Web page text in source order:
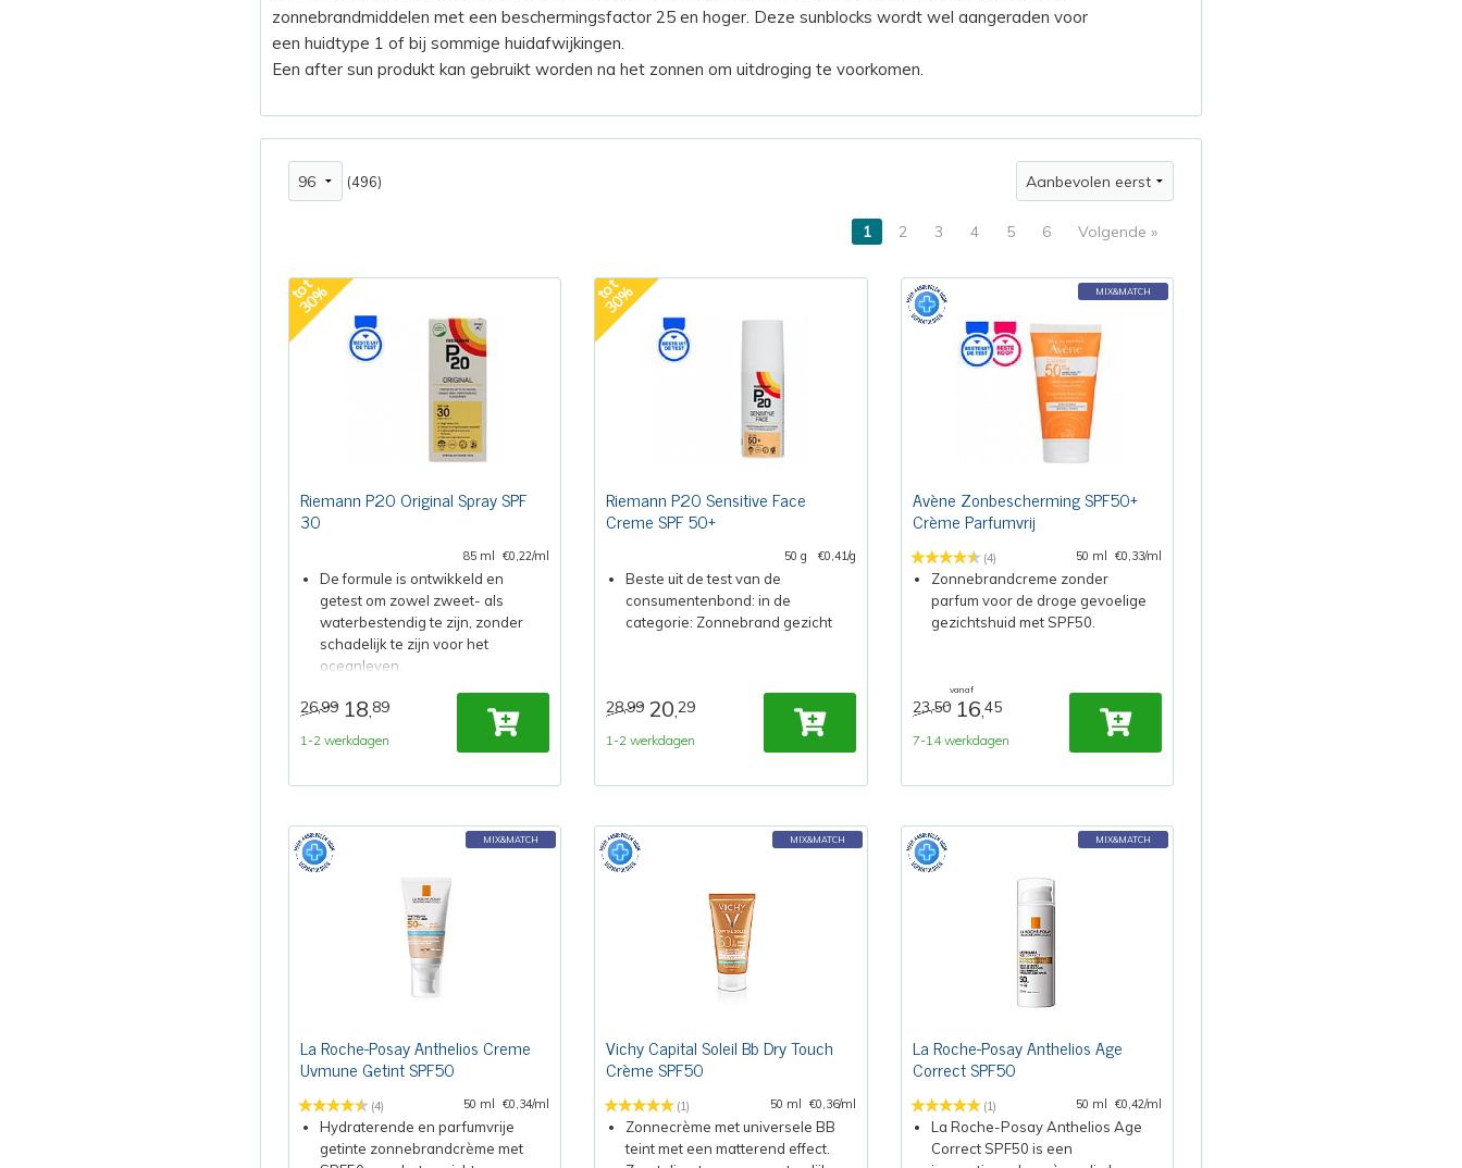
zonnebrandmiddelen met een beschermingsfactor 25 en hoger. Deze sunblocks wordt wel aangeraden voor
een huidtype 1 of bij sommige huidafwijkingen.
Een after sun produkt kan gebruikt worden na het zonnen om uitdroging te voorkomen.
(496)
1 2 3 4 5 6 Volgende »
t
o
t
3
0
%
Riemann P20 Original Spray SPF
30
85 ml €0,22/ml
De formule is ontwikkeld en
getest om zowel zweet- als
waterbestendig te zijn, zonder
schadelijk te zijn voor het
oceanleven.
26,99 18,89
1-2 werkdagen
t
o
t
3
0
%
Riemann P20 Sensitive Face
Creme SPF 50+
50 g €0,41/g
Beste uit de test van de
consumentenbond: in de
categorie: Zonnebrand gezicht
28,99 20,29
1-2 werkdagen
MIX&MATCH
Avène Zonbescherming SPF50+
Crème Parfumvrij
(4) 50 ml €0,33/ml
Zonnebrandcreme zonder
parfum voor de droge gevoelige
gezichtshuid met SPF50.
vanaf
23,50 16,45
7-14 werkdagen
MIX&MATCH
La Roche-Posay Anthelios Creme
Uvmune Getint SPF50
(4) 50 ml €0,34/ml
Hydraterende en parfumvrije
getinte zonnebrandcrème met
MIX&MATCH
Vichy Capital Soleil Bb Dry Touch
Crème SPF50
(1) 50 ml €0,36/ml
Zonnecrème met universele BB
teint met een matterend effect.
MIX&MATCH
La Roche-Posay Anthelios Age
Correct SPF50
(1) 50 ml €0,42/ml
La Roche-Posay Anthelios Age
Correct SPF50 is een